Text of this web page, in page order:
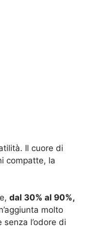
Il cuore di
compatte, la
dal 30% al 90%,
molto
l’odore di